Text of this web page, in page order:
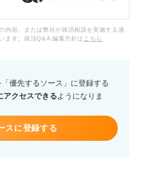
に組み立てるのが効果的でし
とも見つからない中でも伝わ
体的なアドバイスをお願いし
内容、または弊社が就活相談を実施する過
ます。就活Q&A 編集方針は こちら
優先するソース」に登録する
アクセスできるようになりま
スに登録する